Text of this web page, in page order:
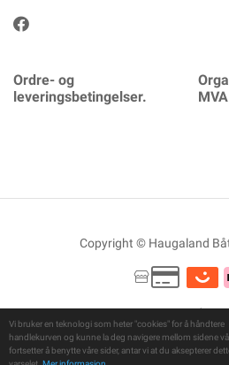
Vi bruker en teknologi som heter "cookies" for å håndtere
handlekurven og kunne la deg navigere mellom sidene
fortsetter å benytte våre sider, antar vi at du aksepterer
Ordre- og
leveringsbetingelser.
MVA
Copyright © Haugaland
Powered By